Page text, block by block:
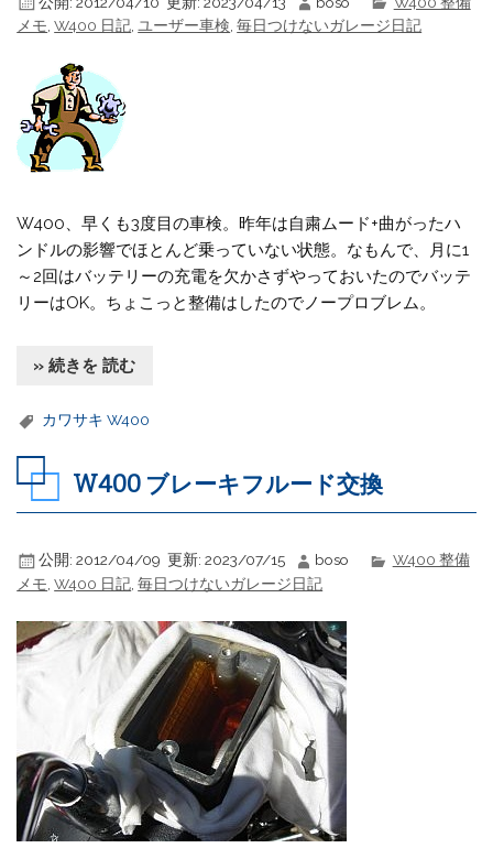
メモ ,W400 日記 ユーザー車検 ,毎日つけないガレージ日記
W400、早くも3度目の車検。昨年は自粛ムード+曲がったハ
ンドルの影響でほとんど乗っていない状態。なもんで、月に1
～2回はバッテリーの充電を欠かさずやっておいたのでバッテ
リーはOK。ちょこっと整備はしたのでノープロブレム。
» 続きを 読む
カワサキ W400
W400 ブレーキフルード交換
公開: 2012/04/09 更新: 2023/07/15 boso
W400 整備
メモ ,W400 日記 ,毎日つけないガレージ日記